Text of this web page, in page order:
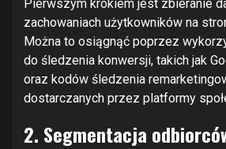
Pierwszym krokiem jest zbieranie
zachowaniach użytkowników na
Można to osiągnąć poprzez
do śledzenia konwersji, takich jak
oraz kodów śledzenia
dostarczanych przez platformy
2. Segmentacja